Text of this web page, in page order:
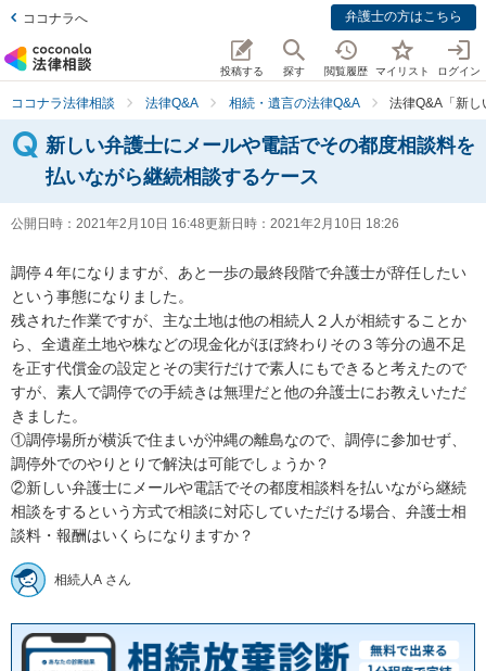
ココナラへ 弁護士の方はこちら
投稿する 探す 閲覧履歴 マイリスト ログイン
ココナラ法律相談 法律Q&A 相続・遺言の法律Q&A 法律Q&A「新
新しい弁護士にメールや電話でその都度相談料を
払いながら継続相談するケース
公開日時： 2021年2月10日 16:48更新日時： 2021年2月10日 18:26
調停４年になりますが、あと一歩の最終段階で弁護士が辞任したい
という事態になりました。
残された作業ですが、主な土地は他の相続人２人が相続することか
ら、全遺産土地や株などの現金化がほぼ終わりその３等分の過不足
を正す代償金の設定とその実行だけで素人にもできると考えたので
すが、素人で調停での手続きは無理だと他の弁護士にお教えいただ
きました。
①調停場所が横浜で住まいが沖縄の離島なので、調停に参加せず、
調停外でのやりとりで解決は可能でしょうか？
②新しい弁護士にメールや電話でその都度相談料を払いながら継続
相談をするという方式で相談に対応していただける場合、弁護士相
談料・報酬はいくらになりますか？
相続人A さん